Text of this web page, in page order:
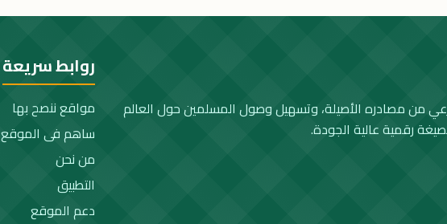
من مصادره الأصيلة، وتسهيل وصول المسلمين حول العالم
رقمية عالية الجودة.
روابط سريعة
مواقع ننصح بها
ساهم فى الموقع
من نحن
التطبيق
دعم الموقع